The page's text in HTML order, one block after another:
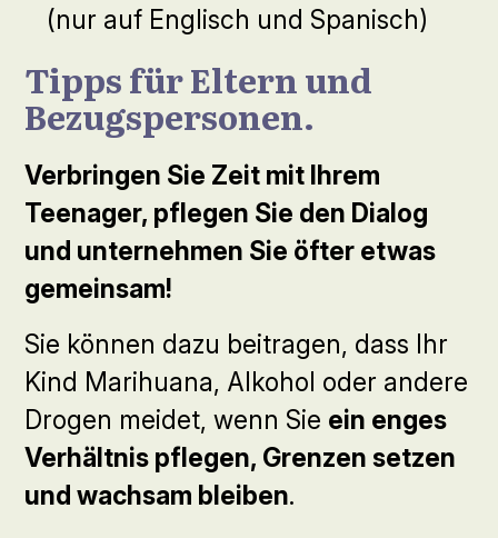
(nur auf Englisch und Spanisch)
Tipps für Eltern und
Bezugspersonen.
Verbringen Sie Zeit mit Ihrem
Teenager, pflegen Sie den Dialog
und unternehmen Sie öfter etwas
gemeinsam!
Sie können dazu beitragen, dass Ihr
Kind Marihuana, Alkohol oder andere
Drogen meidet, wenn Sie ein enges
Verhältnis pflegen, Grenzen setzen
und wachsam bleiben.